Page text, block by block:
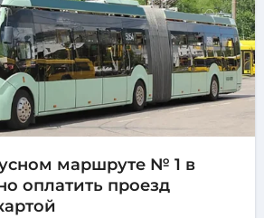
маршруте № 1 в
проезд